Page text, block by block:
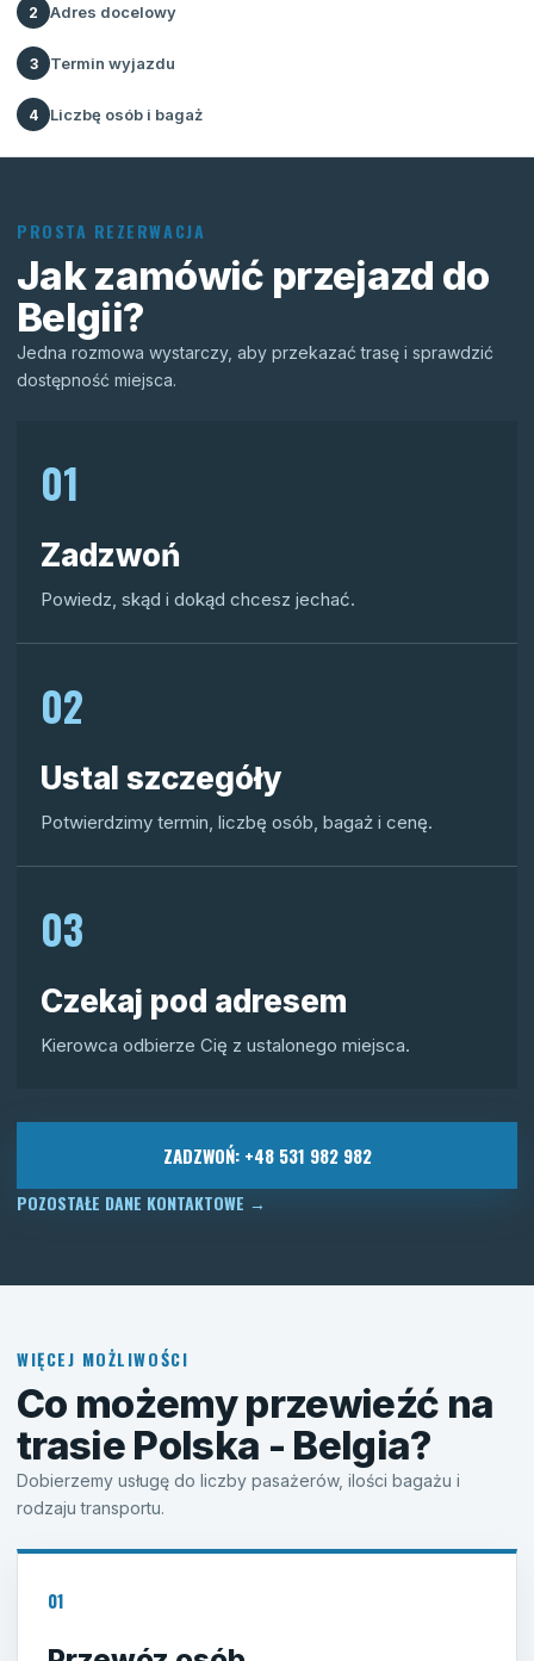
2 Adres docelowy
3 Termin wyjazdu
4 Liczbę osób i bagaż
PROSTA REZERWACJA
Jak zamówić przejazd do
Belgii?
Jedna rozmowa wystarczy, aby przekazać trasę i sprawdzić
dostępność miejsca.
01
Zadzwoń
Powiedz, skąd i dokąd chcesz jechać.
02
Ustal szczegóły
Potwierdzimy termin, liczbę osób, bagaż i cenę.
03
Czekaj pod adresem
Kierowca odbierze Cię z ustalonego miejsca.
ZADZWOŃ: +48 531 982 982
POZOSTAŁE DANE KONTAKTOWE →
WIĘCEJ MOŻLIWOŚCI
Co możemy przewieźć na
trasie Polska - Belgia?
Dobierzemy usługę do liczby pasażerów, ilości bagażu i
rodzaju transportu.
01